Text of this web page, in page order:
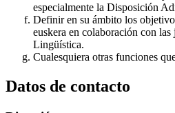
especialmente la Disposición
Definir en su ámbito los
euskera en colaboración con
Lingüística.
Cualesquiera otras funciones
Datos de contacto